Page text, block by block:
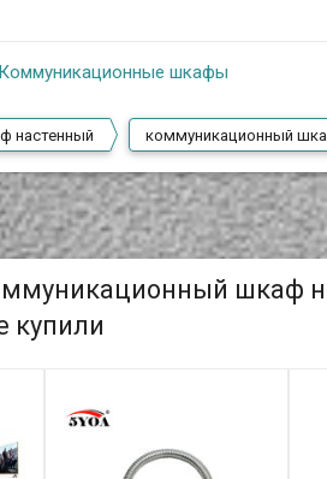
Коммуникационные шкафы
настенный коммуникационный
шкаф
купили